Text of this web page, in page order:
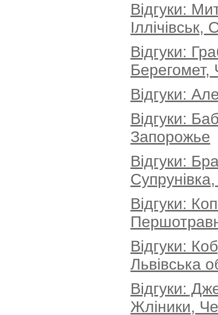
Відгуки:
Відгуки:
Берегомет,
Відгуки:
Відгуки:
Запорожье
Відгуки:
Відгуки:
Відгуки:
Львівська
Відгуки:
Жліники,